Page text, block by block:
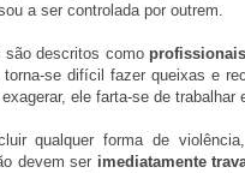
a ser controlada por outrem.
são descritos como
se difícil fazer queixas e
ele farta-se de
qualquer forma de
devem ser imediatamente